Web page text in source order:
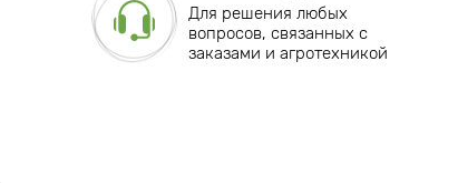
Для решения любых
вопросов, связанных с
заказами и агротехникой